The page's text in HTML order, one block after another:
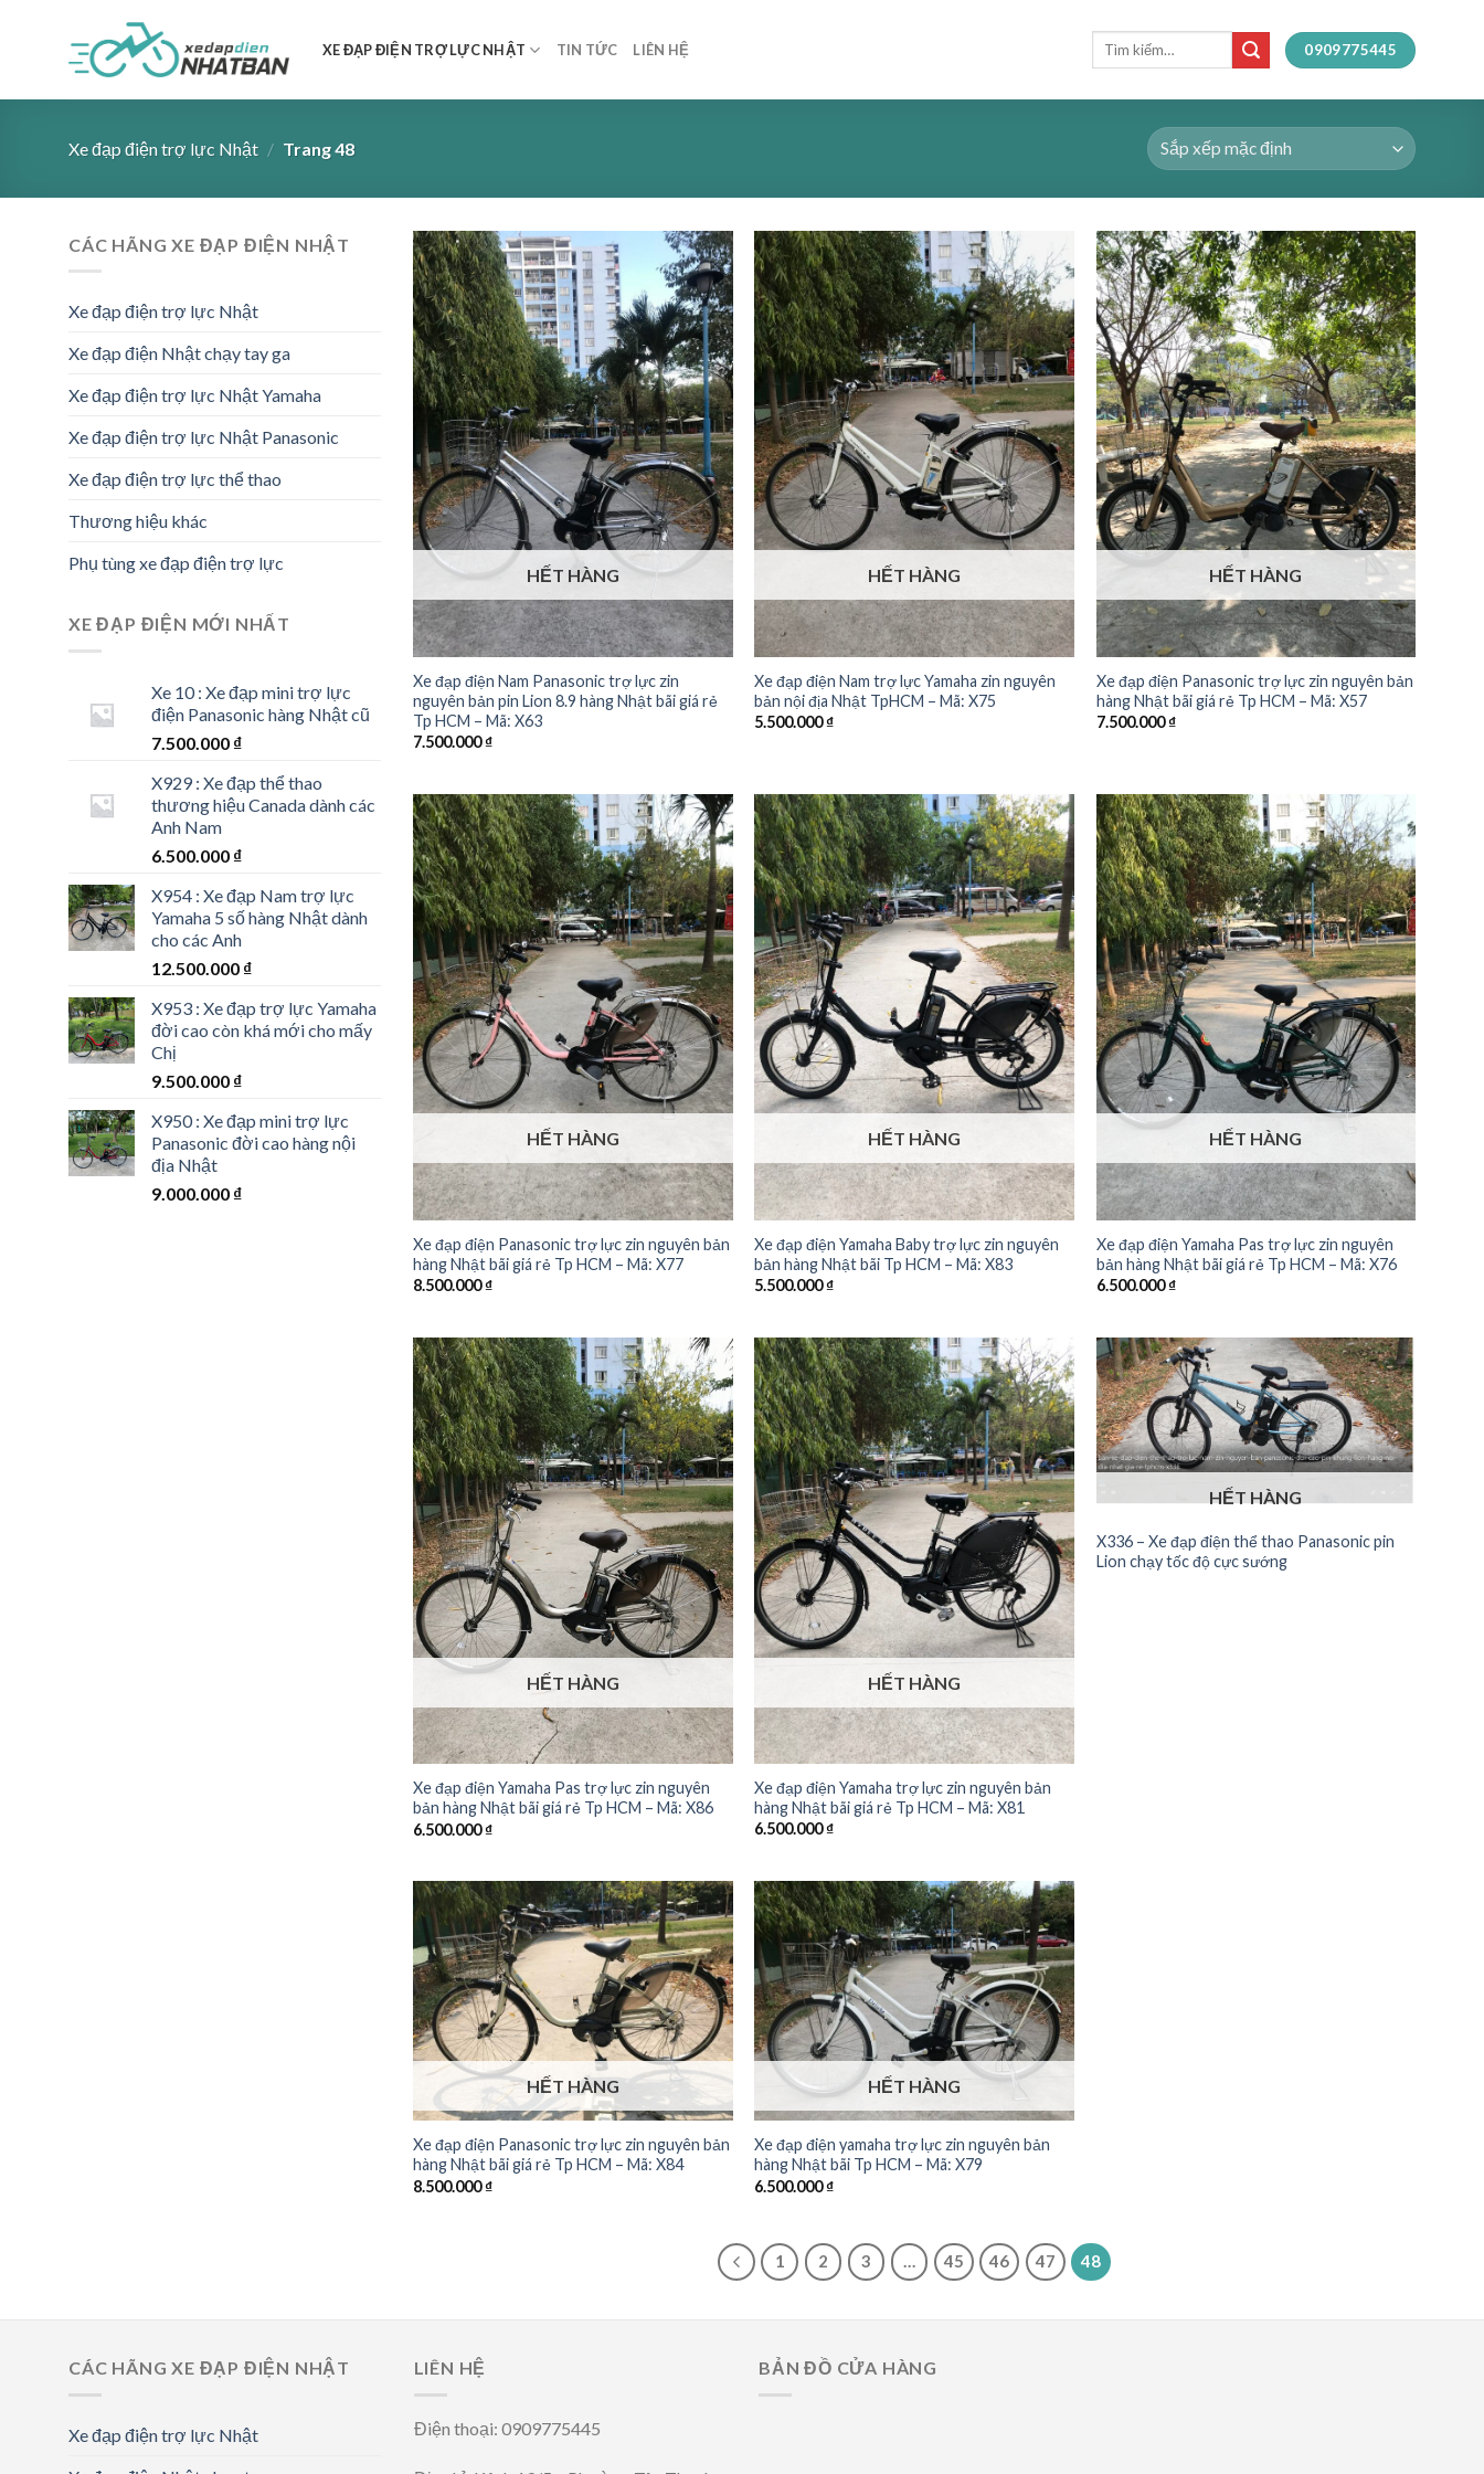
XE ĐẠP ĐIỆN TRỢ LỰC NHẬT TIN TỨC LIÊN HỆ
Tìm
0909775445
Xe đạp điện trợ lực Nhật / Trang 48
CÁC HÃNG XE ĐẠP ĐIỆN NHẬT
Xe đạp điện trợ lực Nhật
Xe đạp điện Nhật chạy tay ga
Xe đạp điện trợ lực Nhật Yamaha
Xe đạp điện trợ lực Nhật Panasonic
Xe đạp điện trợ lực thể thao
Thương hiệu khác
Phụ tùng xe đạp điện trợ lực
XE ĐẠP ĐIỆN MỚI NHẤT
Xe 10 : Xe đạp mini trợ lực
điện Panasonic hàng Nhật cũ
7.500.000 ₫
X929 : Xe đạp thể thao
thương hiệu Canada dành các
Anh Nam
6.500.000 ₫
X954 : Xe đạp Nam trợ lực
Yamaha 5 số hàng Nhật dành
cho các Anh
12.500.000 ₫
X953 : Xe đạp trợ lực Yamaha
đời cao còn khá mới cho mấy
Chị
9.500.000 ₫
X950 : Xe đạp mini trợ lực
Panasonic đời cao hàng nội
địa Nhật
9.000.000 ₫
HẾT HÀNG
Xe đạp điện Nam Panasonic trợ lực zin
nguyên bản pin Lion 8.9 hàng Nhật bãi giá rẻ
Tp HCM – Mã: X63
7.500.000₫
HẾT HÀNG
Xe đạp điện Nam trợ lực Yamaha zin nguyên
bản nội địa Nhật TpHCM – Mã: X75
5.500.000₫
HẾT HÀNG
Xe đạp điện Panasonic trợ lực zin nguyên bản
hàng Nhật bãi giá rẻ Tp HCM – Mã: X57
7.500.000₫
HẾT HÀNG
Xe đạp điện Panasonic trợ lực zin nguyên bản
hàng Nhật bãi giá rẻ Tp HCM – Mã: X77
8.500.000₫
HẾT HÀNG
Xe đạp điện Yamaha Baby trợ lực zin nguyên
bản hàng Nhật bãi Tp HCM – Mã: X83
5.500.000₫
HẾT HÀNG
Xe đạp điện Yamaha Pas trợ lực zin nguyên
bản hàng Nhật bãi giá rẻ Tp HCM – Mã: X76
6.500.000₫
HẾT HÀNG
Xe đạp điện Yamaha Pas trợ lực zin nguyên
bản hàng Nhật bãi giá rẻ Tp HCM – Mã: X86
6.500.000₫
HẾT HÀNG
Xe đạp điện Yamaha trợ lực zin nguyên bản
hàng Nhật bãi giá rẻ Tp HCM – Mã: X81
6.500.000₫
HẾT HÀNG
X336 – Xe đạp điện thể thao Panasonic pin
Lion chạy tốc độ cực sướng
HẾT HÀNG
Xe đạp điện Panasonic trợ lực zin nguyên bản
hàng Nhật bãi giá rẻ Tp HCM – Mã: X84
8.500.000₫
HẾT HÀNG
Xe đạp điện yamaha trợ lực zin nguyên bản
hàng Nhật bãi Tp HCM – Mã: X79
6.500.000₫
1 2 3 … 45 46 47 48
CÁC HÃNG XE ĐẠP ĐIỆN NHẬT
Xe đạp điện trợ lực Nhật
LIÊN HỆ
Điện thoại: 0909775445
BẢN ĐỒ CỬA HÀNG